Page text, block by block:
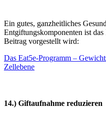
Ein gutes, ganzheitliches
Entgiftungskomponenten ist
Beitrag vorgestellt wird:
Das Eat5e-Programm –
Zellebene
14.) Giftaufnahme reduzieren